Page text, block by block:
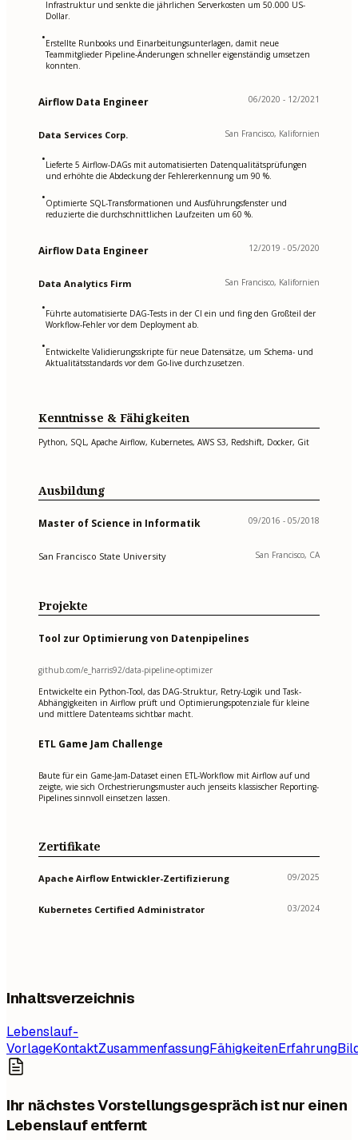
Infrastruktur und senkte die jährlichen Serverkosten um 50.000 US-
Dollar.
•Erstellte Runbooks und Einarbeitungsunterlagen, damit neue
Teammitglieder Pipeline-Änderungen schneller eigenständig umsetzen
konnten.
Airflow Data Engineer 06/2020 - 12/2021
Data Services Corp. San Francisco, Kalifornien
•Lieferte 5 Airflow-DAGs mit automatisierten Datenqualitätsprüfungen
und erhöhte die Abdeckung der Fehlererkennung um 90 %.
•Optimierte SQL-Transformationen und Ausführungsfenster und
reduzierte die durchschnittlichen Laufzeiten um 60 %.
Airflow Data Engineer 12/2019 - 05/2020
Data Analytics Firm San Francisco, Kalifornien
•Führte automatisierte DAG-Tests in der CI ein und fing den Großteil der
Workflow-Fehler vor dem Deployment ab.
•Entwickelte Validierungsskripte für neue Datensätze, um Schema- und
Aktualitätsstandards vor dem Go-live durchzusetzen.
Kenntnisse & Fähigkeiten
Python, SQL, Apache Airflow, Kubernetes, AWS S3, Redshift, Docker, Git
Ausbildung
Master of Science in Informatik 09/2016 - 05/2018
San Francisco State University San Francisco, CA
Projekte
Tool zur Optimierung von Datenpipelines
github.com/e_harris92/data-pipeline-optimizer
Entwickelte ein Python-Tool, das DAG-Struktur, Retry-Logik und Task-
Abhängigkeiten in Airflow prüft und Optimierungspotenziale für kleine
und mittlere Datenteams sichtbar macht.
ETL Game Jam Challenge
Baute für ein Game-Jam-Dataset einen ETL-Workflow mit Airflow auf und
zeigte, wie sich Orchestrierungsmuster auch jenseits klassischer Reporting-
Pipelines sinnvoll einsetzen lassen.
Zertifikate
Apache Airflow Entwickler-Zertifizierung 09/2025
Kubernetes Certified Administrator 03/2024
Inhaltsverzeichnis
Lebenslauf-
VorlageKontaktZusammenfassungFähigkeitenErfahrung
Ihr nächstes Vorstellungsgespräch ist nur einen
Lebenslauf entfernt